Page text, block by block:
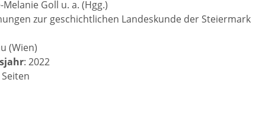
Melanie Goll u. a. (Hgg.)
zur geschichtlichen Landeskunde der Steiermark
(Wien)
: 2022